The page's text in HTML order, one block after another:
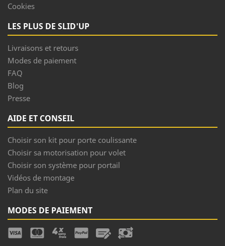
Cookies
LES PLUS DE SLID'UP
Livraisons et retours
Modes de paiement
FAQ
Blog
Presse
AIDE ET CONSEIL
Choisir son kit pour porte coulissante
Choisir sa motorisation pour volet
Choisir son système pour portail
Vidéos de montage
Plan du site
MODES DE PAIEMENT